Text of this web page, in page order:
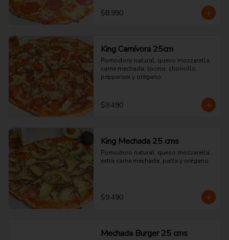
$8.990
King Carnívora 25cm
Pomodoro natural, queso mozzarella,
carne mechada, tocino, choricillo,
pepperoni y orégano.
$9.490
King Mechada 25 cms
Pomodoro natural, queso mozzarella,
extra carne mechada, palta y orégano.
$9.490
Mechada Burger 25 cms